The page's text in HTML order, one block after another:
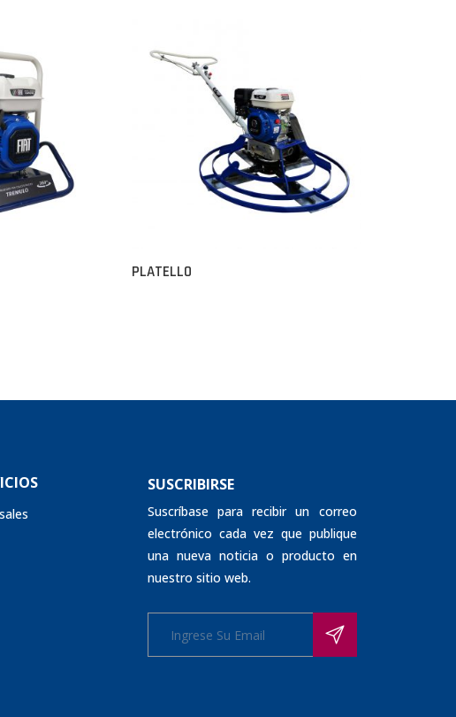
PLATELLO
SUSCRIBIRSE
Suscríbase para recibir un correo
electrónico cada vez que publique
una nueva noticia o producto en
nuestro sitio web.